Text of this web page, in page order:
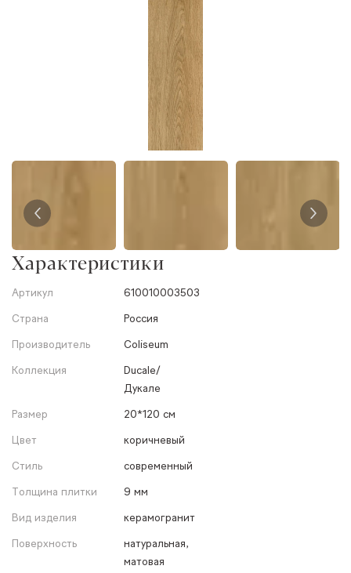
Характеристики
Артикул
610010003503
Страна
Россия
Производитель
Coliseum
Коллекция
Ducale/
Дукале
Размер
20*120 см
Цвет
коричневый
Стиль
современный
Толщина плитки
9 мм
Вид изделия
керамогранит
Поверхность
натуральная,
матовая